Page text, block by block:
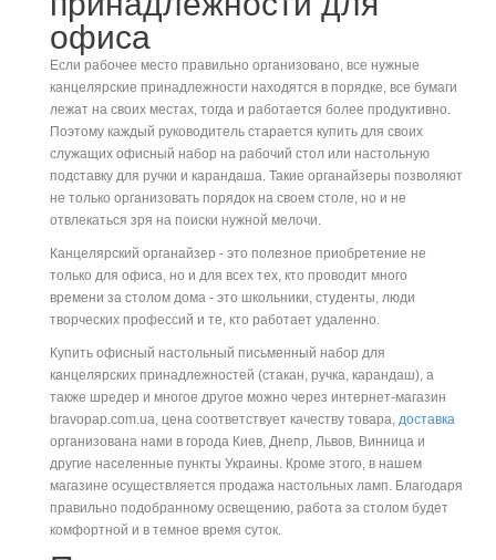
офиса
Если рабочее место правильно организовано, все нужные
канцелярские принадлежности находятся в порядке, все бумаги
лежат на своих местах, тогда и работается более продуктивно.
Поэтому каждый руководитель старается купить для своих
служащих офисный набор на рабочий стол или настольную
подставку для ручки и карандаша. Такие органайзеры позволяют
не только организовать порядок на своем столе, но и не
отвлекаться зря на поиски нужной мелочи.
Канцелярский органайзер - это полезное приобретение не
только для офиса, но и для всех тех, кто проводит много
времени за столом дома - это школьники, студенты, люди
творческих профессий и те, кто работает удаленно.
Купить офисный настольный письменный набор для
канцелярских принадлежностей (стакан, ручка, карандаш), а
также шредер и многое другое можно через интернет-магазин
bravopap.com.ua, цена соответствует качеству товара, доставка
организована нами в города Киев, Днепр, Львов, Винница и
другие населенные пункты Украины. Кроме этого, в нашем
магазине осуществляется продажа настольных ламп. Благодаря
правильно подобранному освещению, работа за столом будет
комфортной и в темное время суток.